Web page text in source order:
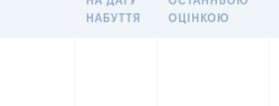
НАБУТТЯ
ОЦІНКОЮ